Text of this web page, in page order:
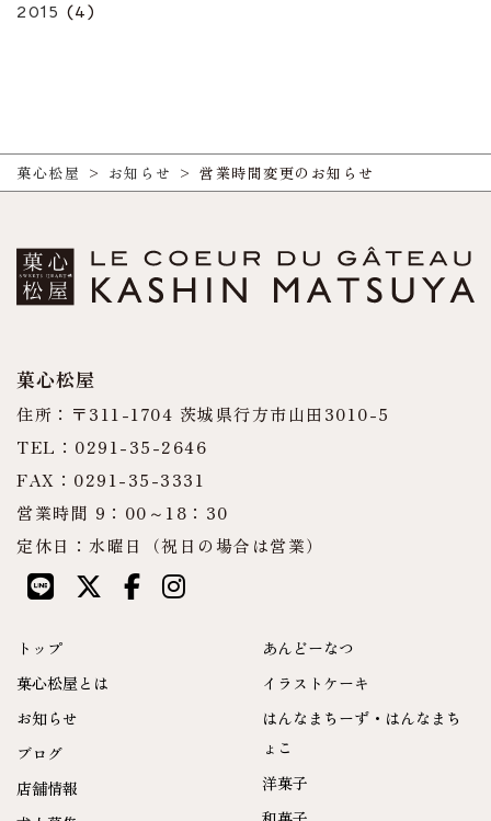
2015 (4)
菓心松屋 > お知らせ > 営業時間変更のお知らせ
菓心松屋
住所：〒311-1704 茨城県行方市山田3010-5
TEL：0291-35-2646
FAX：0291-35-3331
営業時間 9：00～18：30
定休日：水曜日（祝日の場合は営業）
トップ
菓心松屋とは
お知らせ
ブログ
店舗情報
あんどーなつ
イラストケーキ
はんなまちーず・はんなまち
ょこ
洋菓子